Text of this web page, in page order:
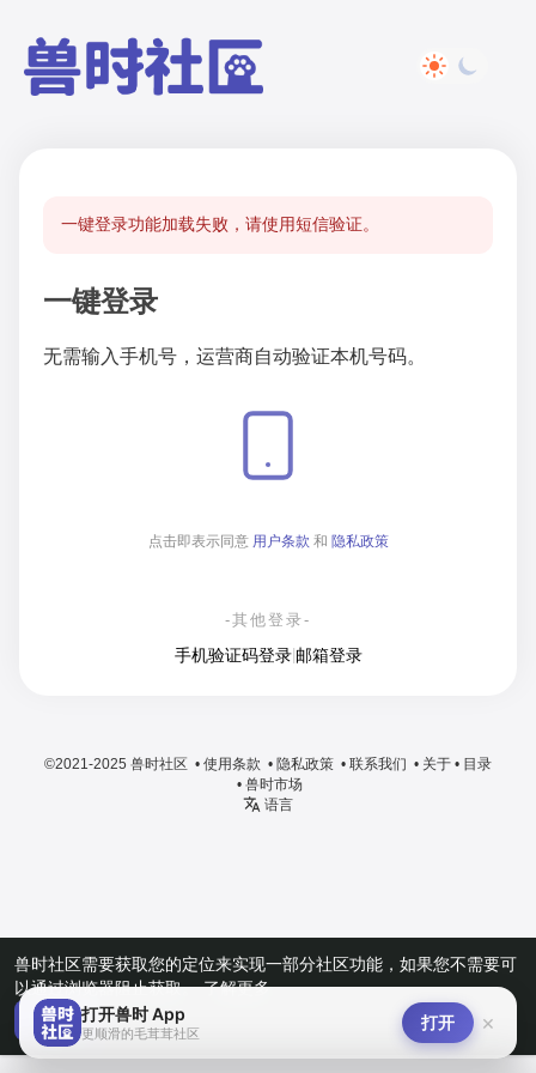
兽时社区需要获取您的定位来实现一部分社区功能，如果您不需要可
以通过浏览器阻止获取。了解更多
知道了
一键登录功能加载失败，请使用短信验证。
一键登录
无需输入手机号，运营商自动验证本机号码。
点击即表示同意 用户条款 和 隐私政策
-其他登录-
手机验证码登录| 邮箱登录
©2021-2025 兽时社区 • 使用条款 • 隐私政策 • 联系我们 • 关于 • 目录
• 兽时市场
语言
打开兽时 App
更顺滑的毛茸茸社区
打开 ×